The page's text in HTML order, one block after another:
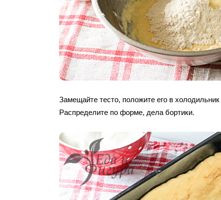
Замещайте тесто, положите его в
Распределите по форме, дела бортики.